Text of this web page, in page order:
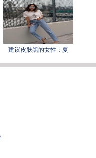
建议皮肤黑的女性：夏